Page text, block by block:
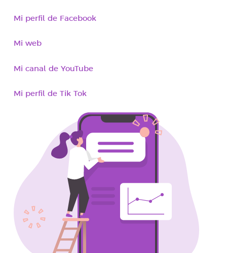
Mi perfil de Facebook
Mi web
Mi canal de YouTube
Mi perfil de Tik Tok